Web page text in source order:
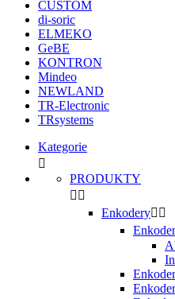
CUSTOM
di-soric
ELMEKO
GeBE
KONTRON
Mindeo
NEWLAND
TR-Electronic
TRsystems
Kategorie

PRODUKTY
 
Enkodery 